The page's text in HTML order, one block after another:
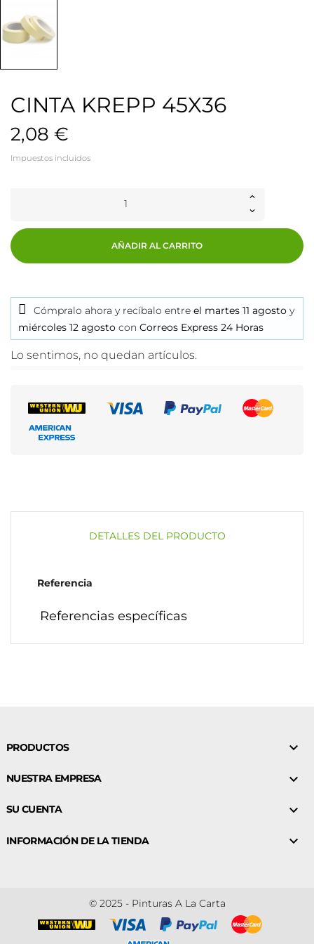
CINTA KREPP 45X36
2,08 €
Impuestos incluidos
AÑADIR AL CARRITO
Cómpralo ahora y recíbalo entre el martes 11 agosto y
miércoles 12 agosto con Correos Express 24 Horas
Lo sentimos, no quedan artículos.
DETALLES DEL PRODUCTO
Referencia
Referencias específicas
PRODUCTOS 
NUESTRA EMPRESA 
SU CUENTA 
INFORMACIÓN DE LA TIENDA 
© 2025 - Pinturas A La Carta